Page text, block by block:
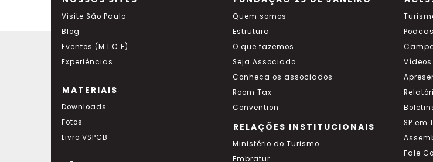
Visite São Paulo
Blog
Eventos (M.I.C.E)
Experiências
MATERIAIS
Downloads
Fotos
Livro VSPCB
Quem somos
Estrutura
O que fazemos
Seja Associado
Conheça os associados
Room Tax
Convention
RELAÇÕES INSTITUCIONAIS
Ministério do Turismo
Embratur
Vídeos
SP em
Fale